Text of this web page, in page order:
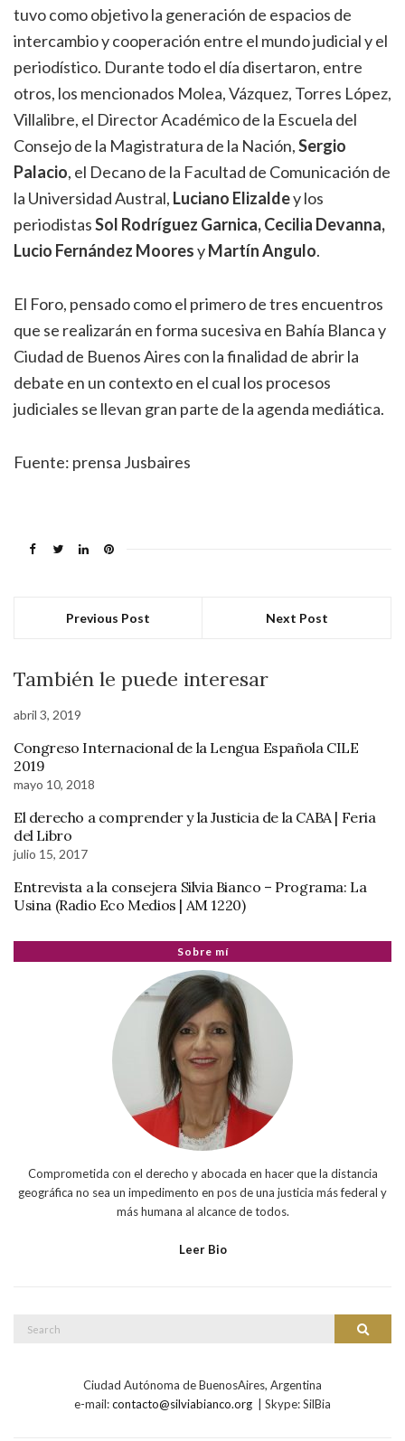
tuvo como objetivo la generación de espacios de
intercambio y cooperación entre el mundo judicial y el
periodístico. Durante todo el día disertaron, entre
otros, los mencionados Molea, Vázquez, Torres López,
Villalibre, el Director Académico de la Escuela del
Consejo de la Magistratura de la Nación,Sergio
Palacio, el Decano de la Facultad de Comunicación de
la Universidad Austral, Luciano Elizaldey los
periodistasSol Rodríguez Garnica, Cecilia Devanna,
Lucio Fernández MooresyMartín Angulo.
El Foro, pensado como el primero de tres encuentros
que se realizarán en forma sucesiva en Bahía Blanca y
Ciudad de Buenos Aires con la finalidad de abrir la
debate en un contexto en el cual los procesos
judiciales se llevan gran parte de la agenda mediática.
Fuente: prensa Jusbaires
Previous Post Next Post
También le puede interesar
abril 3, 2019
Congreso Internacional de la Lengua Española CILE
2019
mayo 10, 2018
El derecho a comprender y la Justicia de la CABA | Feria
del Libro
julio 15, 2017
Entrevista a la consejera Silvia Bianco – Programa: La
Usina (Radio Eco Medios | AM 1220)
Sobre mí
Comprometida con el derecho y abocada en hacer que la distancia
geográfica no sea un impedimento en pos de una justicia más federal y
más humana al alcance de todos.
Leer Bio
Search
Ciudad Autónoma de BuenosAires, Argentina
e-mail:contacto@silviabianco.org | Skype: SilBia